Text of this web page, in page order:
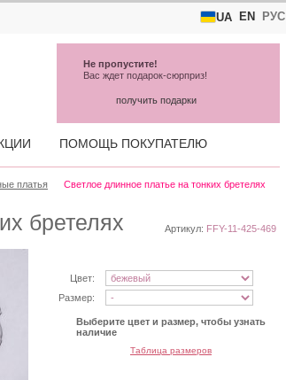
UA EN РУС
бретелях Артикул: FFY-11-425-469
Цвет:
Размер:
Выберите цвет и размер, чтобы узнать
наличие
Таблица размеров
платья Светлое длинное платье на тонких бретелях
ПОМОЩЬ ПОКУПАТЕЛЮ
Не пропустите!
Вас ждет подарок-сюрприз!
получить подарки